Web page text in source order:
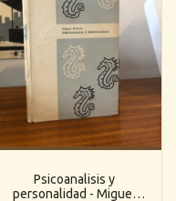
Psicoanalisis y
personalidad - Miguel